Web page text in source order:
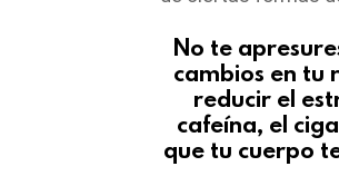
No te
cambios en tu
reducir el
cafeína, el
que tu cuerpo